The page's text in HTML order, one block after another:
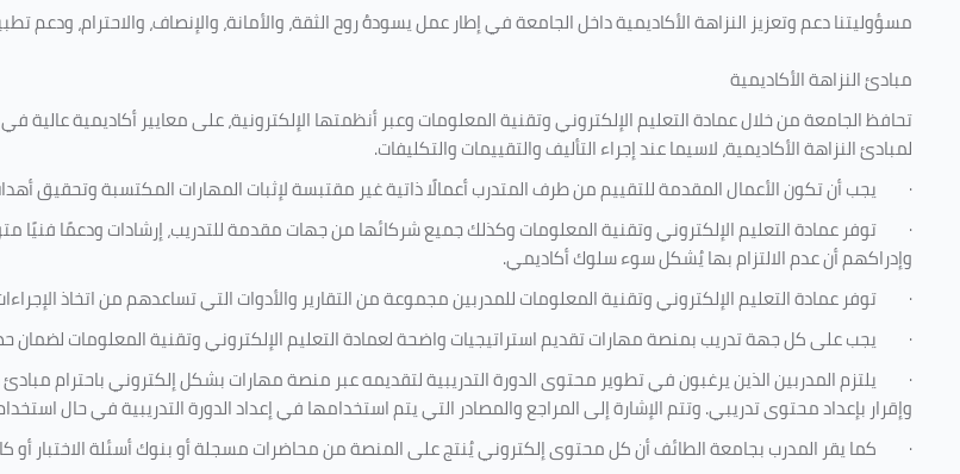
مسؤوليتنا دعم وتعزيز النزاهة الأكاديمية داخل الجامعة في إطار عمل يسودهُ روح الثقة، والأمانة، والإنصاف، والاحترام،
مبادئ النزاهة الأكاديمية
تحافظ الجامعة من خلال عمادة التعليم الإلكتروني وتقنية المعلومات وعبر أنظمتها الإلكترونية، على معايير أكاديمية
لمبادئ النزاهة الأكاديمية، لاسيما عند إجراء التأليف والتقييمات والتكليفات.
· يجب أن تكون الأعمال المقدمة للتقييم من طرف المتدرب أعمالًا ذاتية غير مقتبسة لإثبات المهارات المكتسبة وتحقيق
· توفر عمادة التعليم الإلكتروني وتقنية المعلومات وكذلك جميع شركائها من جهات مقدمة للتدريب، إرشادات ودعمًا فنيًا
وإدراكهم أن عدم الالتزام بها يُشكل سوء سلوك أكاديمي.
· توفر عمادة التعليم الإلكتروني وتقنية المعلومات للمدربين مجموعة من التقارير والأدوات التي تساعدهم من اتخاذ
· يجب على كل جهة تدريب بمنصة مهارات تقديم استراتيجيات واضحة لعمادة التعليم الإلكتروني وتقنية المعلومات لضمان
· يلتزم المدربين الذين يرغبون في تطوير محتوى الدورة التدريبية لتقديمه عبر منصة مهارات بشكل إلكتروني باحترام
وإقرار بإعداد محتوى تدريبي. وتتم الإشارة إلى المراجع والمصادر التي يتم استخدامها في إعداد الدورة التدريبية في حال
· كما يقر المدرب بجامعة الطائف أن كل محتوى إلكتروني يُنتج على المنصة من محاضرات مسجلة أو بنوك أسئلة الاختبار